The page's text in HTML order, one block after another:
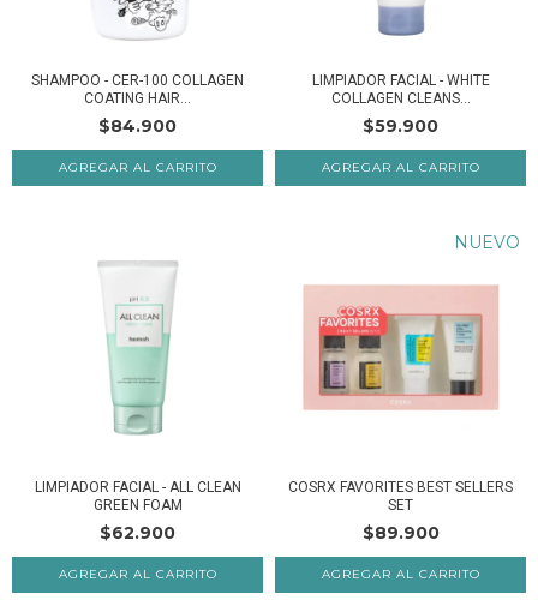
SHAMPOO - CER-100 COLLAGEN
COATING HAIR...
$84.900
LIMPIADOR FACIAL - WHITE
COLLAGEN CLEANS...
$59.900
LIMPIADOR FACIAL - ALL CLEAN
GREEN FOAM
$62.900
NUEVO
COSRX FAVORITES BEST SELLERS
SET
$89.900